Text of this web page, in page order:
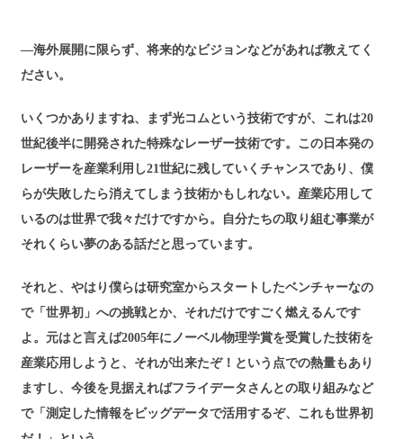
―海外展開に限らず、将来的なビジョンなどがあれば教えてく
ださい。
いくつかありますね、まず光コムという技術ですが、これは20
世紀後半に開発された特殊なレーザー技術です。この日本発の
レーザーを産業利用し21世紀に残していくチャンスであり、僕
らが失敗したら消えてしまう技術かもしれない。産業応用して
いるのは世界で我々だけですから。自分たちの取り組む事業が
それくらい夢のある話だと思っています。
それと、やはり僕らは研究室からスタートしたベンチャーなの
で「世界初」への挑戦とか、それだけですごく燃えるんです
よ。元はと言えば2005年にノーベル物理学賞を受賞した技術を
産業応用しようと、それが出来たぞ！という点での熱量もあり
ますし、今後を見据えればフライデータさんとの取り組みなど
で「測定した情報をビッグデータで活用するぞ、これも世界初